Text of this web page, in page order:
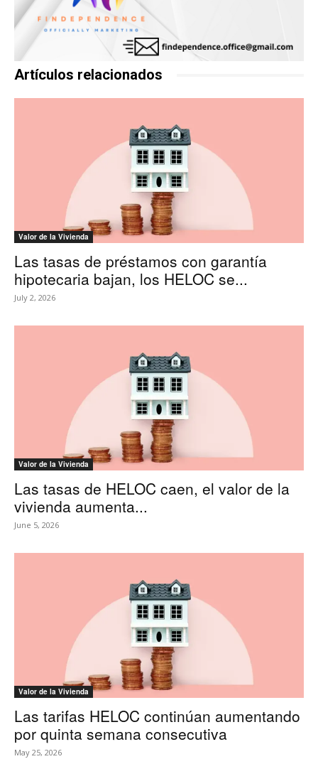
Artículos relacionados
Valor de la Vivienda
Las tasas de préstamos con garantía
hipotecaria bajan, los HELOC se...
July 2, 2026
Valor de la Vivienda
Las tasas de HELOC caen, el valor de la
vivienda aumenta...
June 5, 2026
Valor de la Vivienda
Las tarifas HELOC continúan aumentando
por quinta semana consecutiva
May 25, 2026